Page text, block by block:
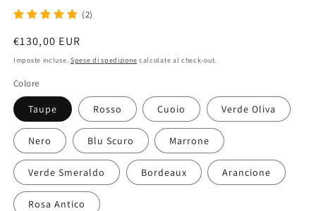
(2)
Prezzo
di
€130,00 EUR
Imposte incluse. Spese di spedizione calcolate al check-out.
Colore
Taupe Rosso Cuoio Verde Oliva
Nero Blu Scuro Marrone
Verde Smeraldo Bordeaux Arancione
Rosa Antico